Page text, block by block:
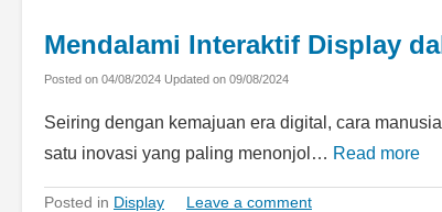
Mendalami Interaktif Display
Posted on 04/08/2024 Updated on 09/08/2024
Seiring dengan kemajuan era digital, cara
satu inovasi yang paling menonjol… Read more
Posted in Display Leave a comment